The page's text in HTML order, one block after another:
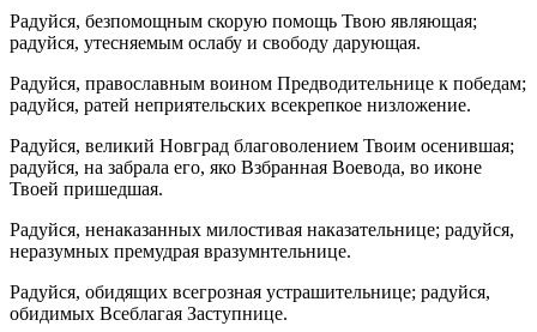
Радуйся, безпомощным скорую помощь Твою являющая;
радуйся, утесняемым ослабу и свободу дарующая.
Радуйся, православным воином Предводительнице к победам;
радуйся, ратей неприятельских всекрепкое низложение.
Радуйся, великий Новград благоволением Твоим осенившая;
радуйся, на забрала его, яко Взбранная Воевода, во иконе
Твоей пришедшая.
Радуйся, ненаказанных милостивая наказательнице; радуйся,
неразумных премудрая вразумнтельнице.
Радуйся, обидящих всегрозная устрашительнице; радуйся,
обидимых Всеблагая Заступнице.